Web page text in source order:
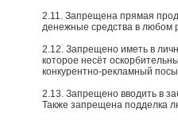
2.11. Запрещена прямая
денежные средства в любом
2.12. Запрещено иметь в
которое несёт
конкурентно-рекламный
2.13. Запрещено вводить в
Также запрещена подделка